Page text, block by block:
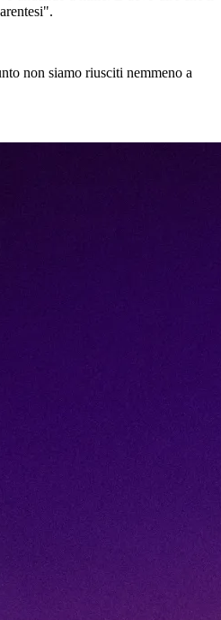
non siamo riusciti nemmeno a